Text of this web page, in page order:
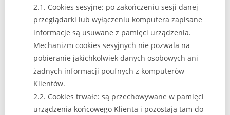
2.1. Cookies sesyjne: po zakończeniu sesji danej
przeglądarki lub wyłączeniu komputera zapisane
informacje są usuwane z pamięci urządzenia.
Mechanizm cookies sesyjnych nie pozwala na
pobieranie jakichkolwiek danych osobowych ani
żadnych informacji poufnych z komputerów
Klientów.
2.2. Cookies trwałe: są przechowywane w pamięci
urządzenia końcowego Klienta i pozostają tam do